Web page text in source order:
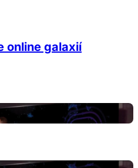
online galaxií